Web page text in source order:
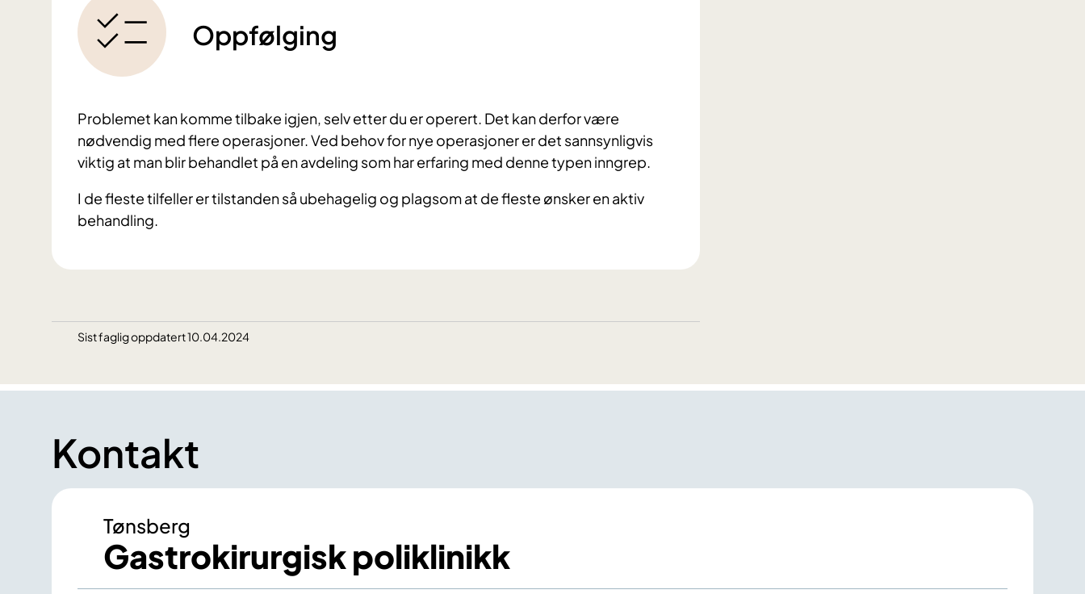
Oppfølging
Problemet kan komme tilbake igjen, selv etter du er operert. Det kan derfor være
nødvendig med flere operasjoner. Ved behov for nye operasjoner er det sannsynligvis
viktig at man blir behandlet på en avdeling som har erfaring med denne typen inngrep.
I de fleste tilfeller er tilstanden så ubehagelig og plagsom at de fleste ønsker en aktiv
behandling.
Sist faglig oppdatert 10.04.2024
Kontakt
Tønsberg
Gastrokirurgisk poliklinikk